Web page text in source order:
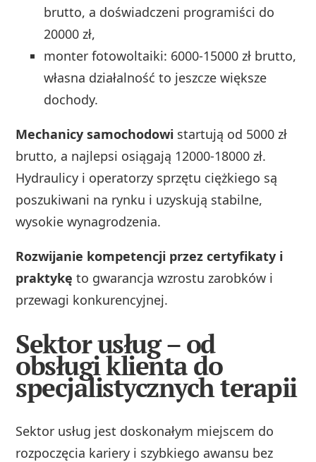
brutto, a doświadczeni programiści do
20000 zł,
monter fotowoltaiki: 6000-15000 zł brutto,
własna działalność to jeszcze większe
dochody.
Mechanicy samochodowi startują od 5000 zł
brutto, a najlepsi osiągają 12000-18000 zł.
Hydraulicy i operatorzy sprzętu ciężkiego są
poszukiwani na rynku i uzyskują stabilne,
wysokie wynagrodzenia.
Rozwijanie kompetencji przez certyfikaty i
praktykę to gwarancja wzrostu zarobków i
przewagi konkurencyjnej.
Sektor usług – od
obsługi klienta do
specjalistycznych terapii
Sektor usług jest doskonałym miejscem do
rozpoczęcia kariery i szybkiego awansu bez